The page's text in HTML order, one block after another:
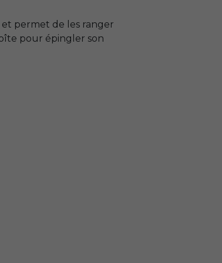
permet de les ranger
pour épingler son